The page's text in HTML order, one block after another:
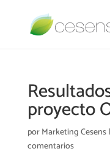
proyecto
porMarketing Cesens|
comentarios